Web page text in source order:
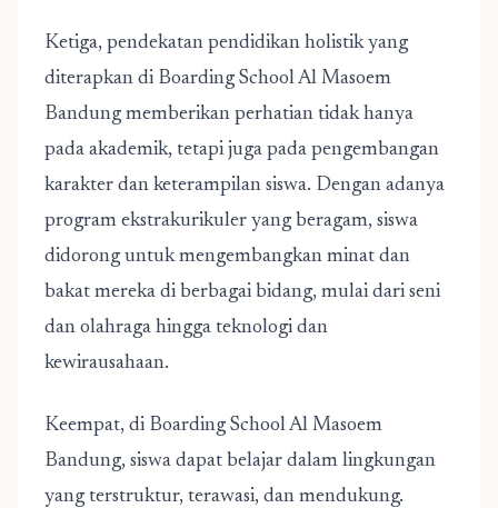
Ketiga, pendekatan pendidikan holistik yang
diterapkan di Boarding School Al Masoem
Bandung memberikan perhatian tidak hanya
pada akademik, tetapi juga pada pengembangan
karakter dan keterampilan siswa. Dengan adanya
program ekstrakurikuler yang beragam, siswa
didorong untuk mengembangkan minat dan
bakat mereka di berbagai bidang, mulai dari seni
dan olahraga hingga teknologi dan
kewirausahaan.
Keempat, di Boarding School Al Masoem
Bandung, siswa dapat belajar dalam lingkungan
yang terstruktur, terawasi, dan mendukung.